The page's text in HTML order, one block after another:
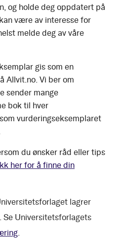
og holde deg oppdatert på
være av interesse for
melde deg av våre
gis som en
Allvit.no. Vi ber om
sender mange
bok til hver
vurderingseksemplaret
du ønsker råd eller tips
her for å finne din
lagrer
Se Universitetsforlagets